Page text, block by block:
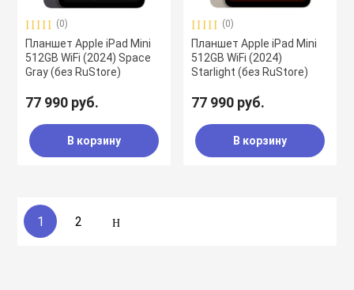
(0)
Планшет Apple iPad Mini
512GB WiFi (2024) Space
Gray (без RuStore)
77 990 руб.
В корзину
(0)
Планшет Apple iPad Mini
512GB WiFi (2024)
Starlight (без RuStore)
77 990 руб.
В корзину
1 2